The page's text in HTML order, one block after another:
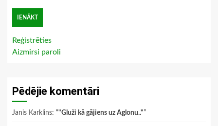
Reģistrēties
Aizmirsi paroli
Pēdējie komentāri
Janis Karklins: “"Gluži kā gājiens uz Aglonu.."”